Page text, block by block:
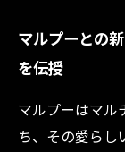
マルプーとの
を伝授
マルプーはマル
ち、その愛らし